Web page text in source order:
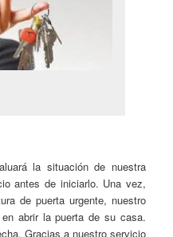
la situación de nuestra
antes de iniciarlo. Una vez,
de puerta urgente, nuestro
abrir la puerta de su casa.
Gracias a nuestro servicio